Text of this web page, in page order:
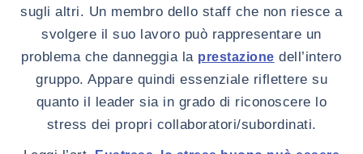
sugli altri. Un membro dello staff che non riesce a
svolgere il suo lavoro può rappresentare un
problema che danneggia la prestazione dell’intero
gruppo. Appare quindi essenziale riflettere su
quanto il leader sia in grado di riconoscere lo
stress dei propri collaboratori/subordinati.